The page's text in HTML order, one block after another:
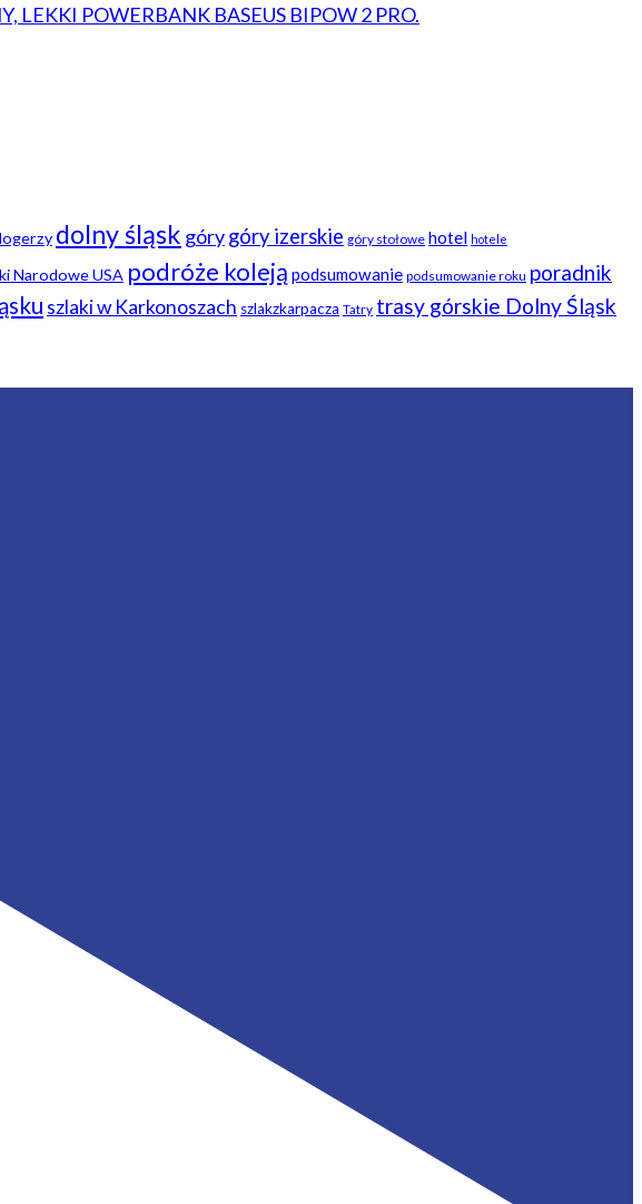
LEKKI POWERBANK BASEUS BIPOW 2 PRO.
dolny śląsk górygóry izerskie góry stołowe hotel hotele
Narodowe USA podróże koleją podsumowanie podsumowanie roku poradnik
szlaki w Karkonoszach szlakzkarpacza Tatry trasy górskie Dolny Śląsk